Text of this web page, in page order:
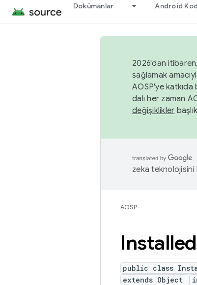
Dokümanlar Android
2026'dan
sağlamak
AOSP'ye katkıda
dalı her zaman
değişiklikler
zeka teknolojisini
AOSP
Installed
public class
extends Object